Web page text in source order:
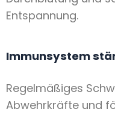
Entspannung.
Immunsystem
Regelmäßiges
Abwehrkräfte und